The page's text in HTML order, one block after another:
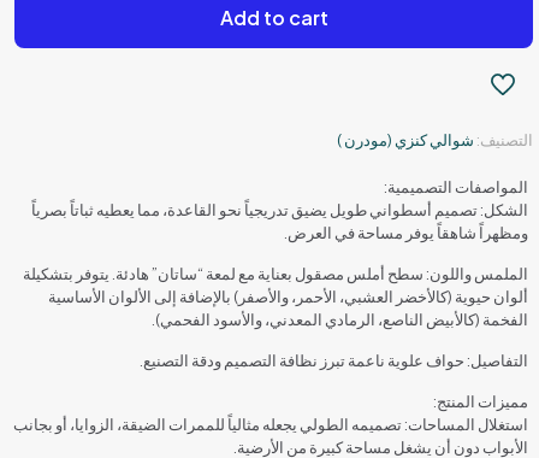
Add to cart
التصنيف: شوالي كنزي (مودرن )
المواصفات التصميمية:
الشكل: تصميم أسطواني طويل يضيق تدريجياً نحو القاعدة، مما يعطيه ثباتاً بصرياً
ومظهراً شاهقاً يوفر مساحة في العرض.
الملمس واللون: سطح أملس مصقول بعناية مع لمعة “ساتان” هادئة. يتوفر بتشكيلة
ألوان حيوية (كالأخضر العشبي، الأحمر، والأصفر) بالإضافة إلى الألوان الأساسية
الفخمة (كالأبيض الناصع، الرمادي المعدني، والأسود الفحمي).
التفاصيل: حواف علوية ناعمة تبرز نظافة التصميم ودقة التصنيع.
مميزات المنتج:
استغلال المساحات: تصميمه الطولي يجعله مثالياً للممرات الضيقة، الزوايا، أو بجانب
الأبواب دون أن يشغل مساحة كبيرة من الأرضية.